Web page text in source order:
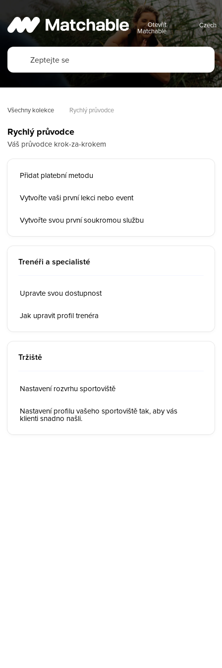
Otevřít
Matchable
Všechny kolekce Rychlý průvodce
Rychlý průvodce
Váš průvodce krok-za-krokem
Přidat platební metodu
Vytvořte vaši první lekci nebo event
Vytvořte svou první soukromou službu
Trenéři a specialisté
Upravte svou dostupnost
Jak upravit profil trenéra
Tržiště
Nastavení rozvrhu sportoviště
Nastavení profilu vašeho sportoviště tak, aby vás
klienti snadno našli.